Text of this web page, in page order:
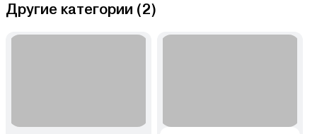
Другие категории (2)